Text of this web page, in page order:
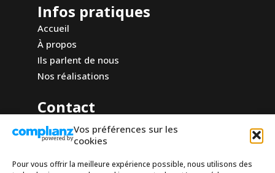
Vos préférences sur les
cookies
Pour vous offrir la meilleure expérience possible, nous utilisons des
Infos pratiques
Accueil
À propos
Ils parlent de nous
Nos réalisations
Contact
10 rue du marché
92000 Nanterre
contact@comptoirdesignlab.com